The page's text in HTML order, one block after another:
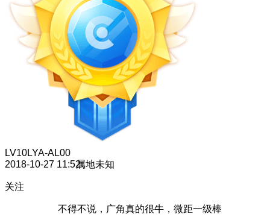
LV10LYA-AL00
2018-10-27 11:52属地未知
关注
不得不说，广角真的很牛，微距一级棒